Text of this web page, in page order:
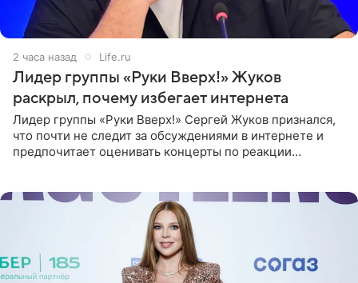
2 часа назад Life.ru
Лидер группы «Руки Вверх!» Жуков
раскрыл, почему избегает интернета
Лидер группы «Руки Вверх!» Сергей Жуков признался,
что почти не следит за обсуждениями в интернете и
предпочитает оценивать концерты по реакции